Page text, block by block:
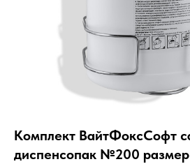
Комплект ВайтФоксСофт
диспенсопак №200